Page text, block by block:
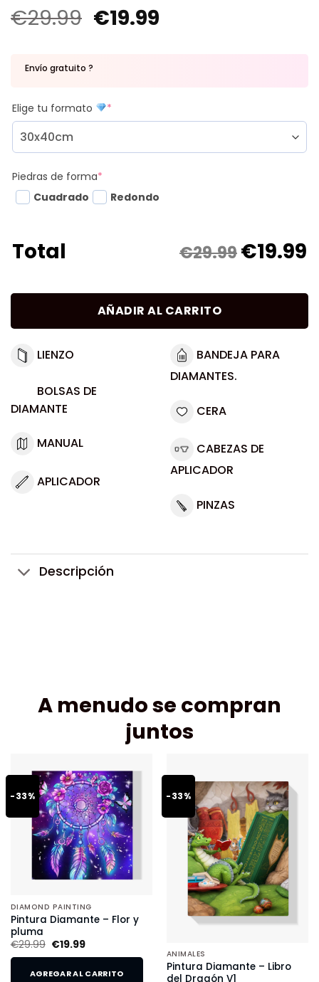
€29.99 €19.99
Envío gratuito ?
Elige tu formato *
Piedras de forma*
Cuadrado
Redondo
Total €29.99€19.99
AÑADIR AL CARRITO
LIENZO
BOLSAS DE
DIAMANTE
MANUAL
APLICADOR
BANDEJA PARA
DIAMANTES.
CERA
CABEZAS DE
APLICADOR
PINZAS
Descripción
A menudo se compran
juntos
-33%
DIAMOND PAINTING
Pintura Diamante – Flor y
pluma
€29.99 €19.99
AGREGAR AL CARRITO
-33%
ANIMALES
Pintura Diamante – Libro
del Dragón V1